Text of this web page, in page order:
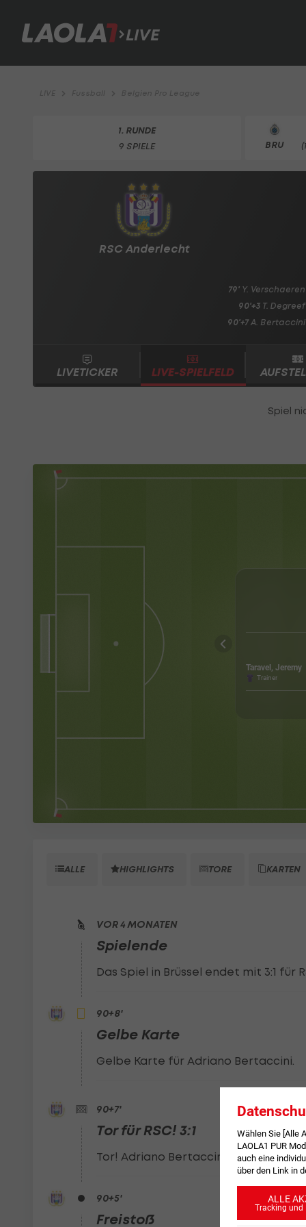
LIVE
LIVE Fussball Belgien Pro League
1. RUNDE
9 SPIELE BRU
RSC Anderlecht
79' Y. Verschaeren
90'+3 T. Degreef
90'+7 A. Bertaccini
LIVETICKER LIVE-SPIELFELD
Taravel, Jeremy
Trainer
ALLE HIGHLIGHTS TORE KARTEN
VOR 4 MONATEN
Spielende
Das Spiel in Brüssel endet mit 3:1 für
90+8'
Gelbe Karte
Gelbe Karte für Adriano Bertaccini.
90+7'
Tor für RSC! 3:1
Tor! Adriano Bertaccini erhöht auf 3-
90+5'
Freistoß
Wählen Sie [Alle
LAOLA1 PUR
auch eine
über den Link in
ALLE
Tracking und